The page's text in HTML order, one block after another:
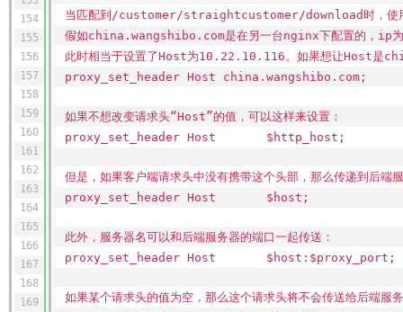
154
155
156
157
158
159
160
161
162
163
164
165
166
167
168
169
当匹配到 /customer/straightcustomer/download 时，
假如china.wangshibo.com是在另一台nginx下配置的，
此时相当于设置了Host为10.22.10.116。如果想让Host是
proxy_set_header Host china.wangshibo.com;
如果不想改变请求头“Host”的值，可以这样来设置：
proxy_set_header Host $http_host;
但是，如果客户端请求头中没有携带这个头部，那么传递到后
proxy_set_header Host $host;
此外，服务器名可以和后端服务器的端口一起传送：
proxy_set_header Host $host:$proxy_port;
如果某个请求头的值为空，那么这个请求头将不会传送给后端服